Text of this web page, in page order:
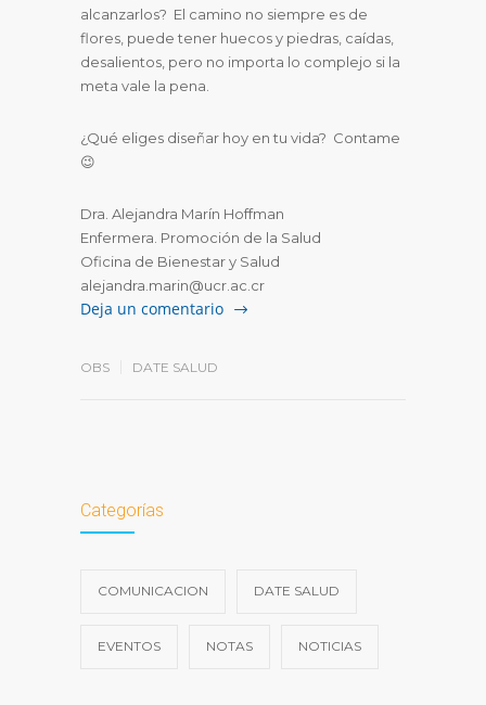
alcanzarlos? El camino no siempre es de
flores, puede tener huecos y piedras, caídas,
desalientos, pero no importa lo complejo si la
meta vale la pena.
¿Qué eliges diseñar hoy en tu vida? Contame
😉
Dra. Alejandra Marín Hoffman
Enfermera. Promoción de la Salud
Oficina de Bienestar y Salud
alejandra.marin@ucr.ac.cr
Deja un comentario
OBS DATE SALUD
Categorías
COMUNICACION DATE SALUD
EVENTOS NOTAS NOTICIAS